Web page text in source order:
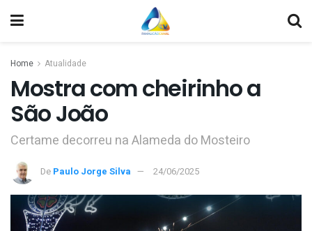
Home Atualidade
Mostra com cheirinho a
São João
Certame decorreu na Alameda do Mosteiro
De Paulo Jorge Silva 24/06/2025